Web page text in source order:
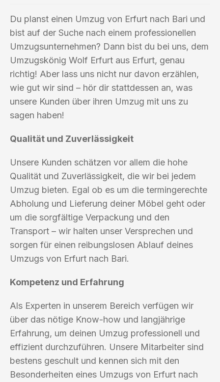
Du planst einen Umzug von Erfurt nach Bari und
bist auf der Suche nach einem professionellen
Umzugsunternehmen? Dann bist du bei uns, dem
Umzugskönig Wolf Erfurt aus Erfurt, genau
richtig! Aber lass uns nicht nur davon erzählen,
wie gut wir sind – hör dir stattdessen an, was
unsere Kunden über ihren Umzug mit uns zu
sagen haben!
Qualität und Zuverlässigkeit
Unsere Kunden schätzen vor allem die hohe
Qualität und Zuverlässigkeit, die wir bei jedem
Umzug bieten. Egal ob es um die termingerechte
Abholung und Lieferung deiner Möbel geht oder
um die sorgfältige Verpackung und den
Transport – wir halten unser Versprechen und
sorgen für einen reibungslosen Ablauf deines
Umzugs von Erfurt nach Bari.
Kompetenz und Erfahrung
Als Experten in unserem Bereich verfügen wir
über das nötige Know-how und langjährige
Erfahrung, um deinen Umzug professionell und
effizient durchzuführen. Unsere Mitarbeiter sind
bestens geschult und kennen sich mit den
Besonderheiten eines Umzugs von Erfurt nach